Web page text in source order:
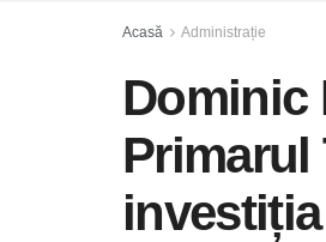
Acasă Administrație
Dominic
Primarul